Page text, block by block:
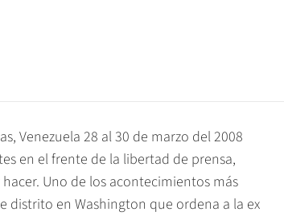
Venezuela 28 al 30 de marzo del 2008
en el frente de la libertad de prensa,
Uno de los acontecimientos más
distrito en Washington que ordena a la ex